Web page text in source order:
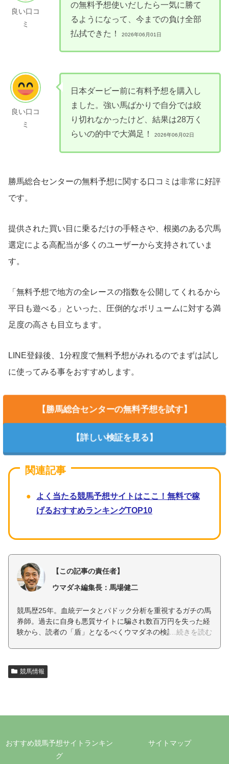
良い口コ
ミ
の無料予想使いだしたら一気に勝て
るようになって、今までの負け全部
払拭できた！2026年06月01日
良い口コ
ミ
日本ダービー前に有料予想を購入し
ました。強い馬ばかりで自分では絞
り切れなかったけど、結果は28万く
らいの的中で大満足！2026年06月02日
勝馬総合センターの無料予想に関する口コミは非常に好評
です。
提供された買い目に乗るだけの手軽さや、根拠のある穴馬
選定による高配当が多くのユーザーから支持されていま
す。
「無料予想で地方の全レースの指数を公開してくれるから
平日も遊べる」といった、圧倒的なボリュームに対する満
足度の高さも目立ちます。
LINE登録後、1分程度で無料予想がみれるのでまずは試し
に使ってみる事をおすすめします。
【勝馬総合センターの無料予想を試す】
【詳しい検証を見る】
よく当たる競馬予想サイトはここ！無料で稼
げるおすすめランキングTOP10
【この記事の責任者】
ウマダネ編集長：馬場健二
競馬歴25年。血統データとパドック分析を重視するガチの馬
券師。過去に自身も悪質サイトに騙され数百万円を失った経
験から、読者の「盾」となるべくウマダネの検証責任者を務
している。
競馬情報
おすすめ競馬予想サイトランキン
グ
サイトマップ